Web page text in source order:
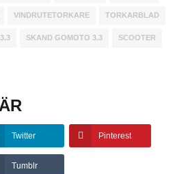
VINDRUTETORKARE TORKARBLAD
SKAND GOMOTO 3.3 SCOOTER
Twitter Pinterest
Tumblr